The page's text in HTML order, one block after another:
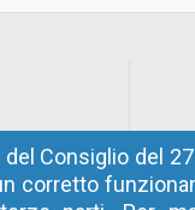
Consiglio del
corretto